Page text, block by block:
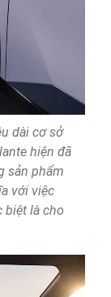
dài cơ sở
hiện đã
sản phẩm
với việc
biệt là cho